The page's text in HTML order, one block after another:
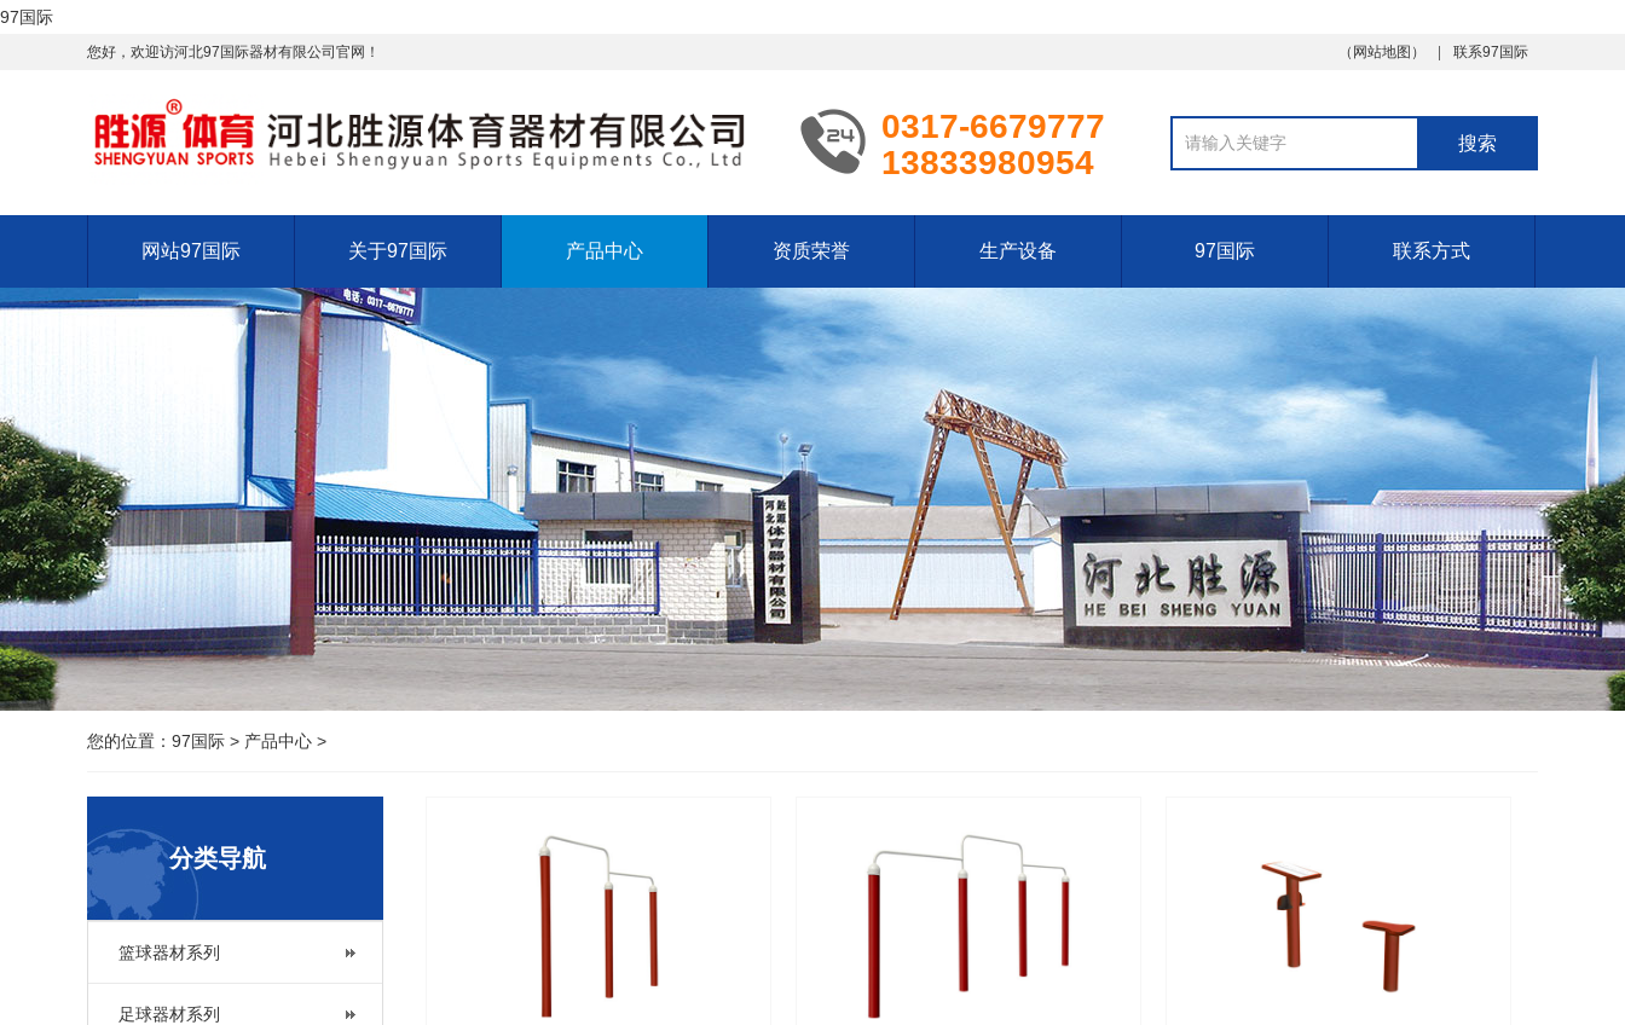
97国际
您好，欢迎访河北97国际器材有限公司官网！ （ 网站地图 ） 联系97国际
0317-6679777
13833980954
网站97国际 关于97国际 产品中心 资质荣誉 生产设备 97国际 联系方式
您的位置： 97国际 > 产品中心 >
分类导航
篮球器材系列
足球器材系列